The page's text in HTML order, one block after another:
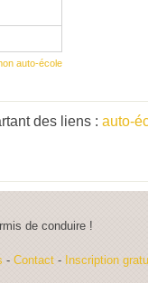
auto-école
des liens : auto-
de conduire !
- Contact - Inscription